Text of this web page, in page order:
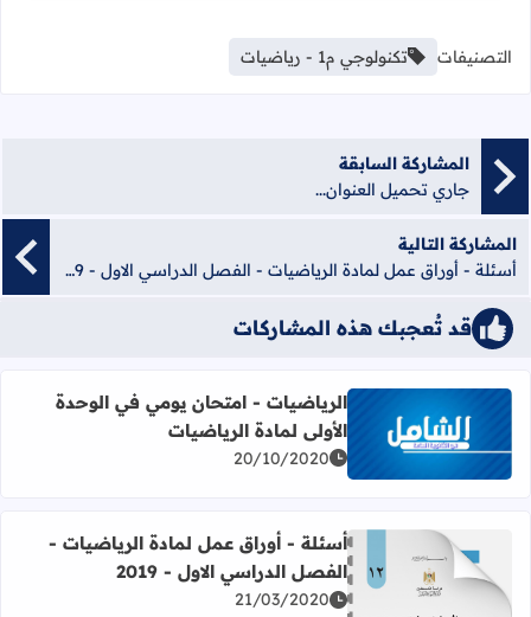
التصنيفات تكنولوجي م1 - رياضيات
المشاركة السابقة
جاري تحميل العنوان...
المشاركة التالية
أسئلة - أوراق عمل لمادة الرياضيات - الفصل الدراسي الاول - 2019
قد تُعجبك هذه المشاركات
اقرأ المزيد عن الرياضيات - امتحان يومي في الوحدة الأولى
الرياضيات - امتحان يومي في الوحدة
الأولى لمادة الرياضيات
20/10/2020
أسئلة - أوراق عمل لمادة الرياضيات -
الفصل الدراسي الاول - 2019
21/03/2020